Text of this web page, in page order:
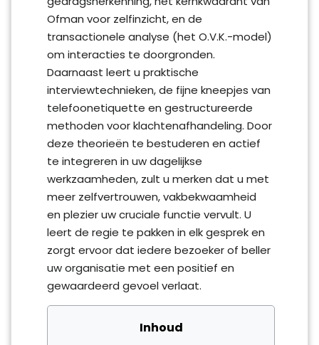
Ofman voor zelfinzicht, en de
transactionele analyse (het O.V.K.-model)
om interacties te doorgronden.
Daarnaast leert u praktische
interviewtechnieken, de fijne kneepjes van
telefoonetiquette en gestructureerde
methoden voor klachtenafhandeling. Door
deze theorieën te bestuderen en actief
te integreren in uw dagelijkse
werkzaamheden, zult u merken dat u met
meer zelfvertrouwen, vakbekwaamheid
en plezier uw cruciale functie vervult. U
leert de regie te pakken in elk gesprek en
zorgt ervoor dat iedere bezoeker of beller
uw organisatie met een positief en
gewaardeerd gevoel verlaat.
Inhoud